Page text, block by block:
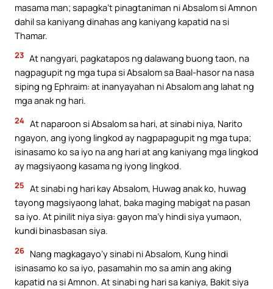
masama man; sapagka’t pinagtaniman ni Absalom si Amnon
dahil sa kaniyang dinahas ang kaniyang kapatid na si
Thamar.
23 At nangyari, pagkatapos ng dalawang buong taon, na
nagpagupit ng mga tupa si Absalom sa Baal-hasor na nasa
siping ng Ephraim: at inanyayahan ni Absalom ang lahat ng
mga anak ng hari.
24 At naparoon si Absalom sa hari, at sinabi niya, Narito
ngayon, ang iyong lingkod ay nagpapagupit ng mga tupa;
isinasamo ko sa iyo na ang hari at ang kaniyang mga lingkod
ay magsiyaong kasama ng iyong lingkod.
25 At sinabi ng hari kay Absalom, Huwag anak ko, huwag
tayong magsiyaong lahat, baka maging mabigat na pasan
sa iyo. At pinilit niya siya: gayon ma’y hindi siya yumaon,
kundi binasbasan siya.
26 Nang magkagayo’y sinabi ni Absalom, Kung hindi
isinasamo ko sa iyo, pasamahin mo sa amin ang aking
kapatid na si Amnon. At sinabi ng hari sa kaniya, Bakit siya